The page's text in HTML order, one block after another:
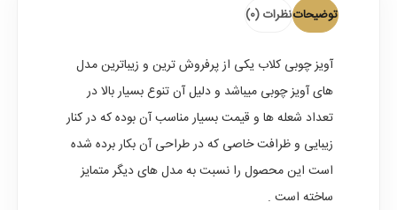
توضیحاتنظرات (0)
آویز چوبی کلاب یکی از پرفروش ترین و زیباترین مدل
های آویز چوبی میباشد و دلیل آن تنوع بسیار بالا در
تعداد شعله ها و قیمت بسیار مناسب آن بوده که در کنار
زیبایی و ظرافت خاصی که در طراحی آن بکار برده شده
است این محصول را نسبت به مدل های دیگر متمایز
ساخته است .